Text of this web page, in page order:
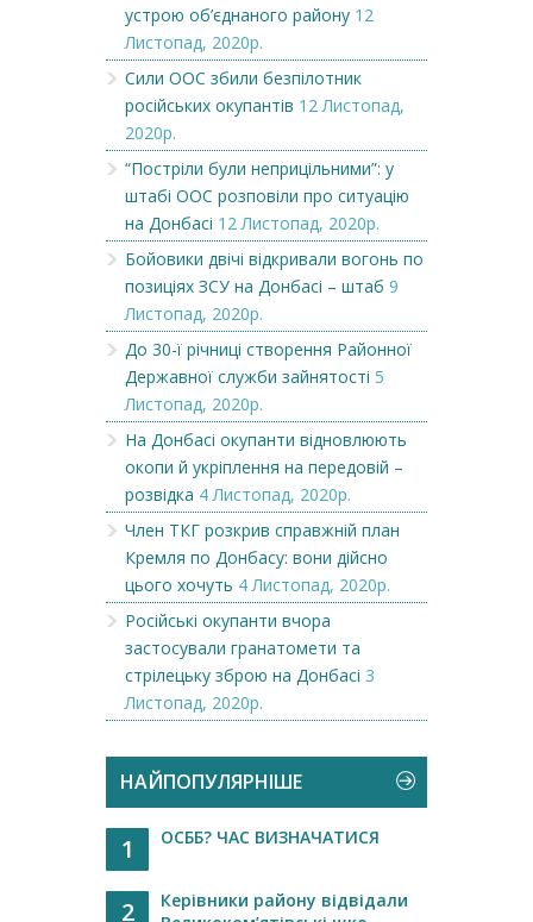
устрою об’єднаного району 12
Листопад, 2020р.
Сили ООС збили безпілотник
російських окупантів 12 Листопад,
2020р.
“Постріли були неприцільними”: у
штабі ООС розповіли про ситуацію
на Донбасі 12 Листопад, 2020р.
Бойовики двічі відкривали вогонь по
позиціях ЗСУ на Донбасі – штаб 9
Листопад, 2020р.
До 30-ї річниці створення Районної
Державної служби зайнятості 5
Листопад, 2020р.
На Донбасі окупанти відновлюють
окопи й укріплення на передовій –
розвідка 4 Листопад, 2020р.
Член ТКГ розкрив справжній план
Кремля по Донбасу: вони дійсно
цього хочуть 4 Листопад, 2020р.
Російські окупанти вчора
застосували гранатомети та
стрілецьку зброю на Донбасі 3
Листопад, 2020р.
НАЙПОПУЛЯРНІШЕ
1 ОСББ? ЧАС ВИЗНАЧАТИСЯ
2
Керівники району відвідали